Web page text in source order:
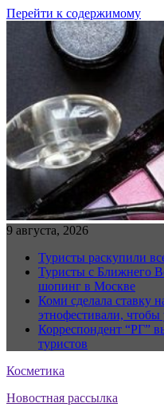
Перейти к содержимому
9 августа, 2026
Туристы раскупили
Туристы с Ближнего
шопинг в Москве
Коми сделала ставку
этнофестивали, чтобы
Корреспондент “РГ”
туристов
Косметика
Новостная рассылка